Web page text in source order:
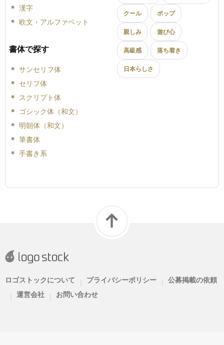
漢字
欧文・アルファベット
書体で探す
サンセリフ体
セリフ体
スクリプト体
ゴシック体（和文）
明朝体（和文）
筆書体
手書き系
クール ポップ
親しみ 遊び心
高級感 落ち着き
日本らしさ
ロゴストックについて | プライバシーポリシー | 公募掲載の依頼
| 運営会社 | お問い合わせ